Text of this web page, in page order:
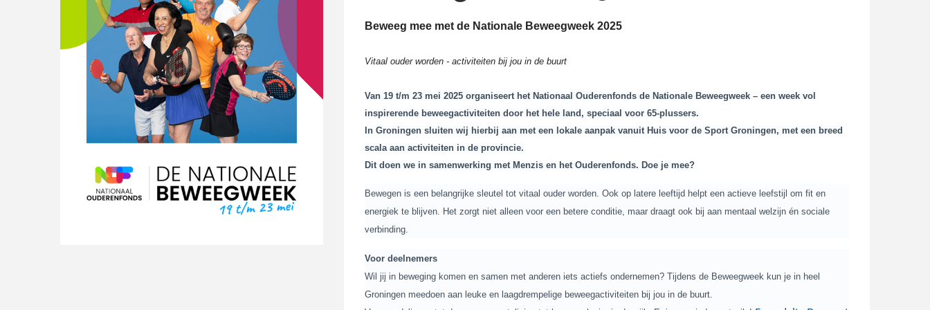
Beweeg mee met de Nationale Beweegweek 2025
Vitaal ouder worden - activiteiten bij jou in de buurt
Van 19 t/m 23 mei 2025 organiseert het Nationaal Ouderenfonds de Nationale Beweegweek – een week vol
inspirerende beweegactiviteiten door het hele land, speciaal voor 65-plussers.
In Groningen sluiten wij hierbij aan met een lokale aanpak vanuit Huis voor de Sport Groningen, met een breed
scala aan activiteiten in de provincie.
Dit doen we in samenwerking met Menzis en het Ouderenfonds. Doe je mee?
Bewegen is een belangrijke sleutel tot vitaal ouder worden. Ook op latere leeftijd helpt een actieve leefstijl om fit en
energiek te blijven. Het zorgt niet alleen voor een betere conditie, maar draagt ook bij aan mentaal welzijn én sociale
verbinding.
Voor deelnemers
Wil jij in beweging komen en samen met anderen iets actiefs ondernemen? Tijdens de Beweegweek kun je in heel
Groningen meedoen aan leuke en laagdrempelige beweegactiviteiten bij jou in de buurt.